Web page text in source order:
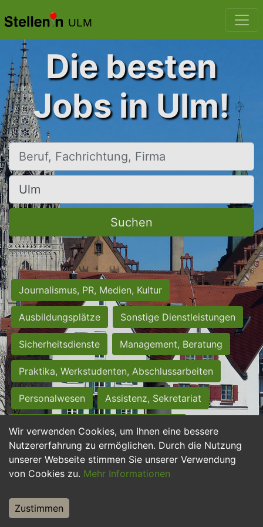
ULM
Wir verwenden Cookies, um Ihnen eine bessere
Nutzererfahrung zu ermöglichen. Durch die Nutzung
unserer Webseite stimmen Sie unserer Verwendung
von Cookies zu. Mehr Informationen
Zustimmen
Die besten
Jobs in Ulm!
Beruf, Fachrichtung, Firma
Ort, Stadt
Suchen
Journalismus, PR, Medien, Kultur
Ausbildungsplätze Sonstige Dienstleistungen
Sicherheitsdienste Management, Beratung
Praktika, Werkstudenten, Abschlussarbeiten
Personalwesen Assistenz, Sekretariat
Hilfskräfte, Aushilfs- und Nebenjobs
Einkauf, Logistik, Materialwirtschaft
Weiterbildung, Studium, duale Ausbildung
Tourismus